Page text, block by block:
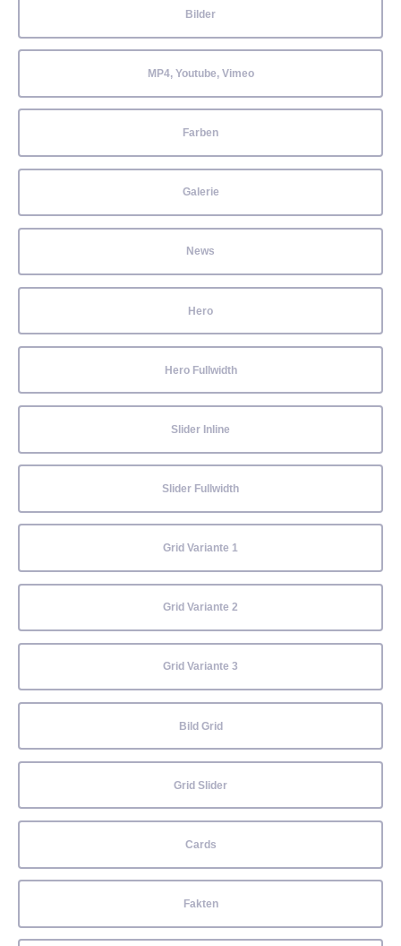
Bilder
MP4, Youtube, Vimeo
Farben
Galerie
News
Hero
Hero Fullwidth
Slider Inline
Slider Fullwidth
Grid Variante 1
Grid Variante 2
Grid Variante 3
Bild Grid
Grid Slider
Cards
Fakten